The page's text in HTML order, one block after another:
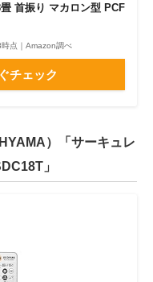
首振り マカロン型 PCF
点｜Amazon調べ
チェック
）「サーキュレ
」